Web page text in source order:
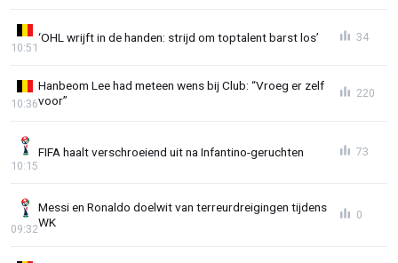
‘OHL wrijft in de handen: strijd om toptalent barst los’
10:51
34
Hanbeom Lee had meteen wens bij Club: “Vroeg er zelf
voor”
10:36
220
FIFA haalt verschroeiend uit na Infantino-geruchten
10:15
73
Messi en Ronaldo doelwit van terreurdreigingen tijdens
WK
09:32
0